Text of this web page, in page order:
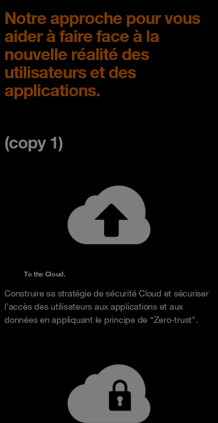
Notre approche pour vous
aider à faire face à la
nouvelle réalité des
utilisateurs et des
applications.
(copy 1)
To the Cloud.
Construire sa stratégie de sécurité Cloud et sécuriser
l’accès des utilisateurs aux applications et aux
données en appliquant le principe de “Zero-trust".